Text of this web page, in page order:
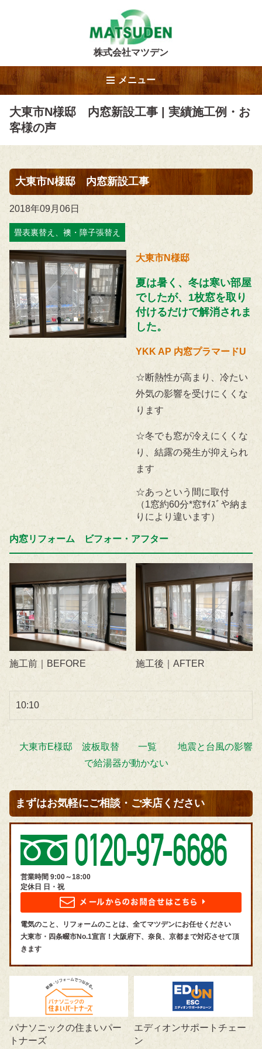
株式会社マツデン
メニュー
大東市N様邸 内窓新設工事 | 実績施工例・お
客様の声
大東市N様邸 内窓新設工事
2018年09月06日
畳表裏替え、襖・障子張替え
大東市N様邸
夏は暑く、冬は寒い部屋
でしたが、1枚窓を取り
付けるだけで解消されま
した。
YKK AP 内窓プラマードU
☆断熱性が高まり、冷たい
外気の影響を受けにくくな
ります
☆冬でも窓が冷えにくくな
り、結露の発生が抑えられ
ます
☆あっという間に取付
（1窓約60分*窓ｻｲｽﾞや納ま
りにより違います）
内窓リフォーム ビフォー・アフター
施工前｜BEFORE 施工後｜AFTER
10:10
大東市E様邸 波板取替 一覧
地震と台風の影響
で給湯器が動かない
まずはお気軽にご相談・ご来店ください
営業時間 9:00～18:00
定休日 日・祝
電気のこと、リフォームのことは、全てマツデンにお任せください
大東市・四条畷市No.1宣言！大阪府下、奈良、京都まで対応させて頂
きます
パナソニックの住まいパー
トナーズ
エディオンサポートチェー
ン